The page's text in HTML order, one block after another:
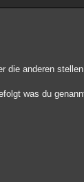
die anderen
was du